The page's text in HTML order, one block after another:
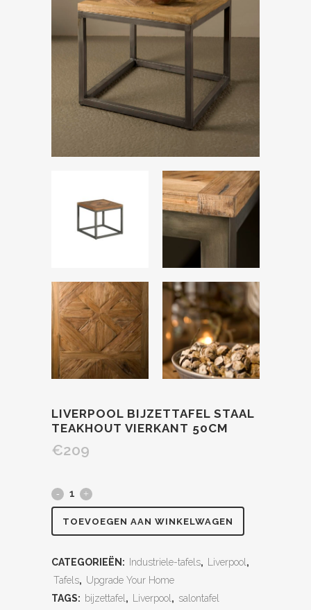
LIVERPOOL BIJZETTAFEL STAAL
TEAKHOUT VIERKANT 50CM
€209
TOEVOEGEN AAN WINKELWAGEN
CATEGORIEËN: Industriele-tafels, Liverpool,
Tafels, Upgrade Your Home
TAGS: bijzettafel, Liverpool, salontafel